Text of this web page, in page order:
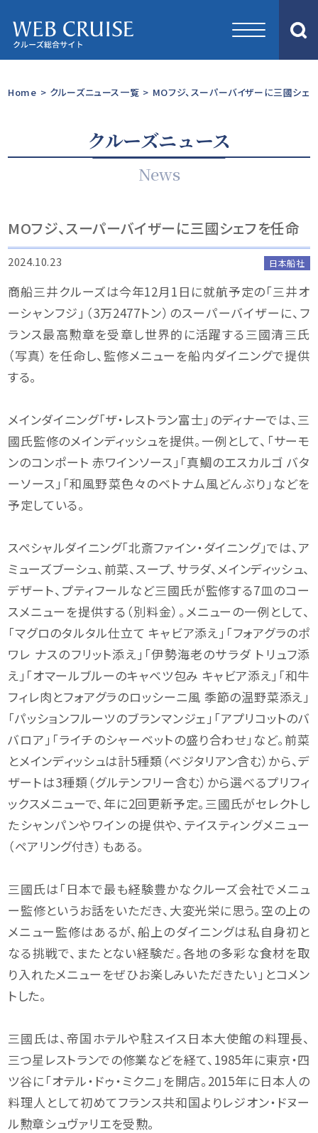
Home > クルーズニュース一覧 > MOフジ、スーパーバイザーに三國シェ
クルーズニュース
News
MOフジ、スーパーバイザーに三國シェフを任命
2024.10.23 日本船社
商船三井クルーズは今年12月1日に就航予定の「三井オ
ーシャンフジ」（3万2477トン）のスーパーバイザーに、フ
ランス最高勲章を受章し世界的に活躍する三國清三氏
（写真）を任命し、監修メニューを船内ダイニングで提供
する。
メインダイニング「ザ・レストラン富士」のディナーでは、三
國氏監修のメインディッシュを提供。一例として、「サーモ
ンのコンポート 赤ワインソース」「真鯛のエスカルゴ バタ
ーソース」「和風野菜色々のベトナム風どんぶり」などを
予定している。
スペシャルダイニング「北斎ファイン・ダイニング」では、ア
ミューズブーシュ、前菜、スープ、サラダ、メインディッシュ、
デザート、プティフールなど三國氏が監修する7皿のコー
スメニューを提供する（別料金）。メニューの一例として、
「マグロのタルタル仕立て キャビア添え」「フォアグラのポ
ワレ ナスのフリット添え」「伊勢海老のサラダ トリュフ添
え」「オマールブルーのキャベツ包み キャビア添え」「和牛
フィレ肉とフォアグラのロッシーニ風 季節の温野菜添え」
「パッションフルーツのブランマンジェ」「アプリコットのバ
バロア」「ライチのシャーベットの盛り合わせ」など。前菜
とメインディッシュは計5種類（ベジタリアン含む）から、デ
ザートは3種類（グルテンフリー含む）から選べるプリフィ
ックスメニューで、年に2回更新予定。三國氏がセレクトし
たシャンパンやワインの提供や、テイスティングメニュー
（ペアリング付き）もある。
三國氏は「日本で最も経験豊かなクルーズ会社でメニュ
ー監修というお話をいただき、大変光栄に思う。空の上の
メニュー監修はあるが、船上のダイニングは私自身初と
なる挑戦で、またとない経験だ。各地の多彩な食材を取
り入れたメニューをぜひお楽しみいただきたい」とコメン
トした。
三國氏は、帝国ホテルや駐スイス日本大使館の料理長、
三つ星レストランでの修業などを経て、1985年に東京・四
ツ谷に「オテル・ドゥ・ミクニ」を開店。2015年に日本人の
料理人として初めてフランス共和国よりレジオン・ドヌー
ル勲章シュヴァリエを受勲。